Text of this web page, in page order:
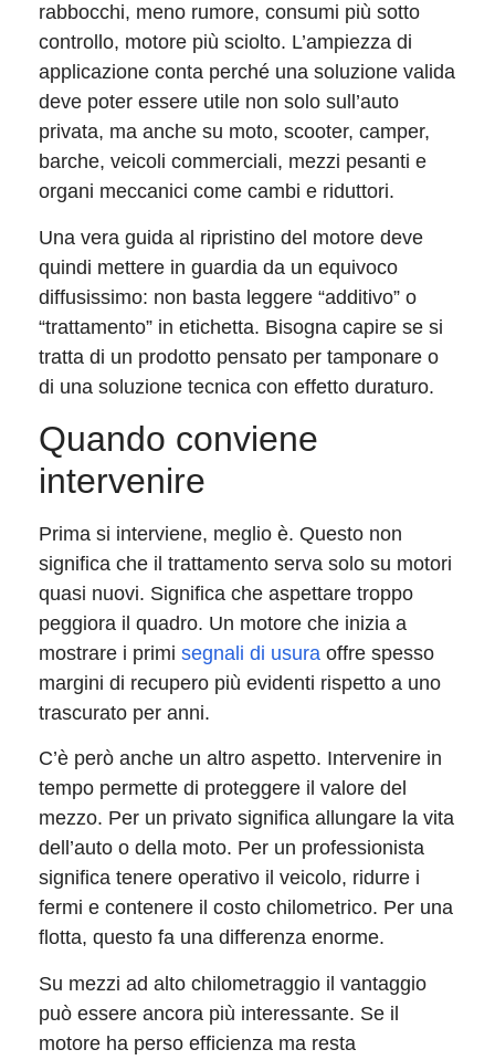
rabbocchi, meno rumore, consumi più sotto
controllo, motore più sciolto. L’ampiezza di
applicazione conta perché una soluzione valida
deve poter essere utile non solo sull’auto
privata, ma anche su moto, scooter, camper,
barche, veicoli commerciali, mezzi pesanti e
organi meccanici come cambi e riduttori.
Una vera guida al ripristino del motore deve
quindi mettere in guardia da un equivoco
diffusissimo: non basta leggere “additivo” o
“trattamento” in etichetta. Bisogna capire se si
tratta di un prodotto pensato per tamponare o
di una soluzione tecnica con effetto duraturo.
Quando conviene
intervenire
Prima si interviene, meglio è. Questo non
significa che il trattamento serva solo su motori
quasi nuovi. Significa che aspettare troppo
peggiora il quadro. Un motore che inizia a
mostrare i primi segnali di usura offre spesso
margini di recupero più evidenti rispetto a uno
trascurato per anni.
C’è però anche un altro aspetto. Intervenire in
tempo permette di proteggere il valore del
mezzo. Per un privato significa allungare la vita
dell’auto o della moto. Per un professionista
significa tenere operativo il veicolo, ridurre i
fermi e contenere il costo chilometrico. Per una
flotta, questo fa una differenza enorme.
Su mezzi ad alto chilometraggio il vantaggio
può essere ancora più interessante. Se il
motore ha perso efficienza ma resta